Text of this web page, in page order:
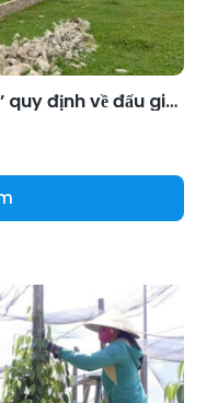
Bộ Tư pháp ‘tuýt còi’ quy định về đấu giá đất nông nghiệp của Hà Nội